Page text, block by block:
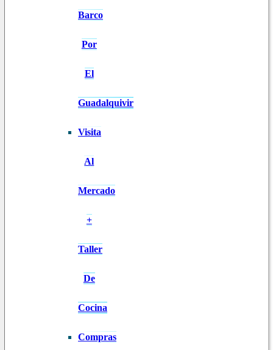
Barco
Por
El
Guadalquivir
Visita
Al
Mercado
+
Taller
De
Cocina
Compras